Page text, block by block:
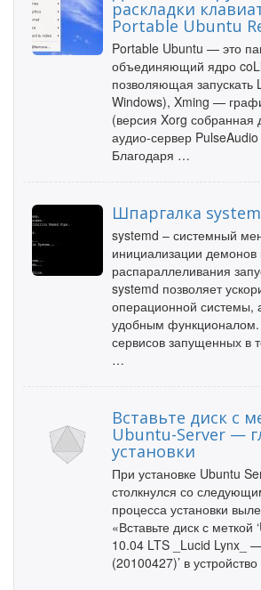
раскладки
Portable Ubuntu
Portable Ubuntu — это
объединяющий ядро
позволяющая запускать
Windows), Xming —
(версия Xorg собранная
аудио-сервер
Благодаря …
Шпаргалка
systemd – системный
инициализации демонов
распараллеливания
systemd позволяет
операционной системы,
удобным
сервисов запущенных в
…
Вставьте диск с
Ubuntu-Server —
установки
При установке Ubuntu
столкнулся со
процесса установки
«Вставьте диск с меткой
10.04 LTS _Lucid Lynx_
(20100427)’ в